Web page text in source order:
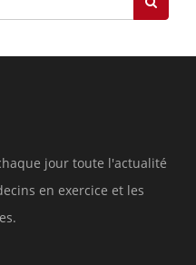
jour toute l'actualité
en exercice et les